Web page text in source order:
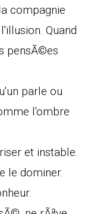
compagnie
Quand
pensÃ©es
parle ou
l'ombre
et instable.
le dominer.